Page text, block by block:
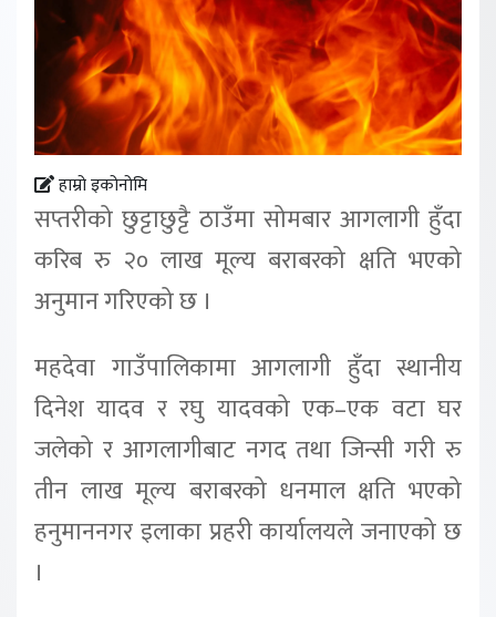
हाम्रो इकोनोमि
सप्तरीको छुट्टाछुट्टै ठाउँमा सोमबार आगलागी हुँदा
करिब रु २० लाख मूल्य बराबरको क्षति भएको
अनुमान गरिएको छ ।
महदेवा गाउँपालिकामा आगलागी हुँदा स्थानीय
दिनेश यादव र रघु यादवको एक–एक वटा घर
जलेको र आगलागीबाट नगद तथा जिन्सी गरी रु
तीन लाख मूल्य बराबरको धनमाल क्षति भएको
हनुमाननगर इलाका प्रहरी कार्यालयले जनाएको छ
।